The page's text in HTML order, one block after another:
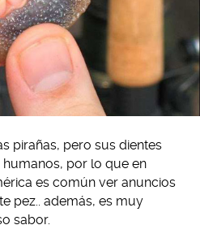
pirañas, pero sus dientes
por lo que en
es común ver anuncios
pez.. además, es muy
sabor.